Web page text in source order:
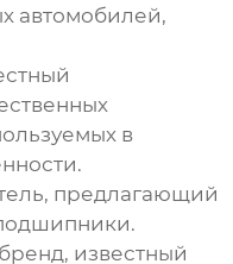
автомобилей,
в
предлагающий
известный